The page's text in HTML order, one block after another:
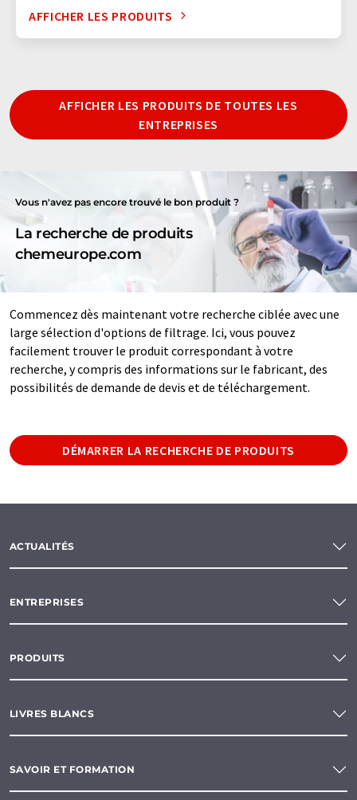
AFFICHER LES PRODUITS
AFFICHER LES PRODUITS DE TOUTES LES
ENTREPRISES
Vous n'avez pas encore trouvé le bon produit ?
La recherche de produits
chemeurope.com
Commencez dès maintenant votre recherche ciblée avec une
large sélection d'options de filtrage. Ici, vous pouvez
facilement trouver le produit correspondant à votre
recherche, y compris des informations sur le fabricant, des
possibilités de demande de devis et de téléchargement.
DÉMARRER LA RECHERCHE DE PRODUITS
ACTUALITÉS
ENTREPRISES
PRODUITS
LIVRES BLANCS
SAVOIR ET FORMATION